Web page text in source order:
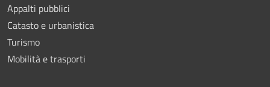
Appalti pubblici
Catasto e urbanistica
Turismo
Mobilità e trasporti